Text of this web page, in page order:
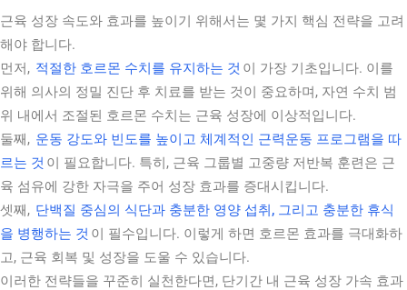
근육 성장 속도와 효과를 높이기 위해서는 몇 가지 핵심 전략을 고려
해야 합니다.
먼저, 적절한 호르몬 수치를 유지하는 것 이 가장 기초입니다. 이를
위해 의사의 정밀 진단 후 치료를 받는 것이 중요하며, 자연 수치 범
위 내에서 조절된 호르몬 수치는 근육 성장에 이상적입니다.
둘째, 운동 강도와 빈도를 높이고 체계적인 근력운동 프로그램을 따
르는 것 이 필요합니다. 특히, 근육 그룹별 고중량 저반복 훈련은 근
육 섬유에 강한 자극을 주어 성장 효과를 증대시킵니다.
셋째, 단백질 중심의 식단과 충분한 영양 섭취, 그리고 충분한 휴식
을 병행하는 것 이 필수입니다. 이렇게 하면 호르몬 효과를 극대화하
고, 근육 회복 및 성장을 도울 수 있습니다.
이러한 전략들을 꾸준히 실천한다면, 단기간 내 근육 성장 가속 효과